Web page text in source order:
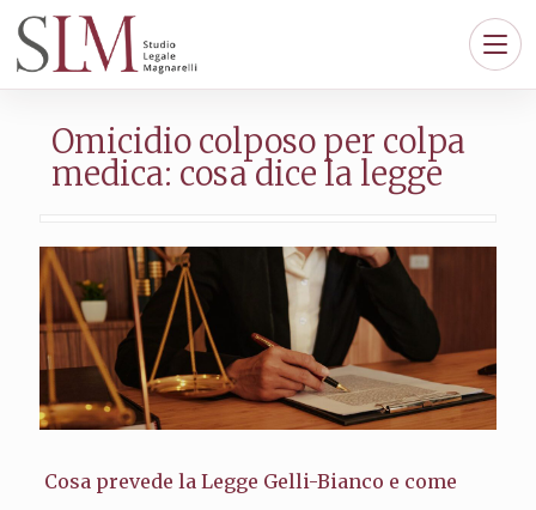
Omicidio colposo per colpa
medica: cosa dice la legge
Cosa prevede la Legge Gelli-Bianco e come